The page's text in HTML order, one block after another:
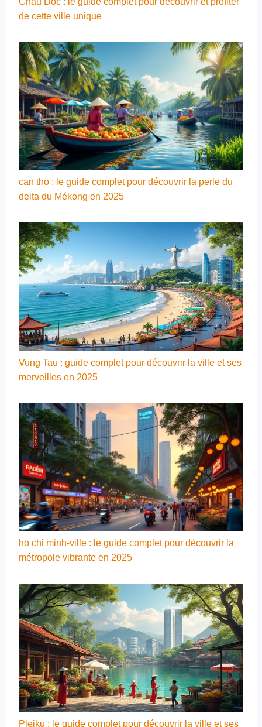
de cette ville unique
can tho : le guide complet pour découvrir la perle du
delta du Mékong en 2025
Vung Tau : guide complet pour découvrir la ville et ses
merveilles en 2025
ho chi minh-ville : le guide complet pour découvrir la
métropole vibrante en 2025
Pleiku : le guide complet pour découvrir la ville et ses